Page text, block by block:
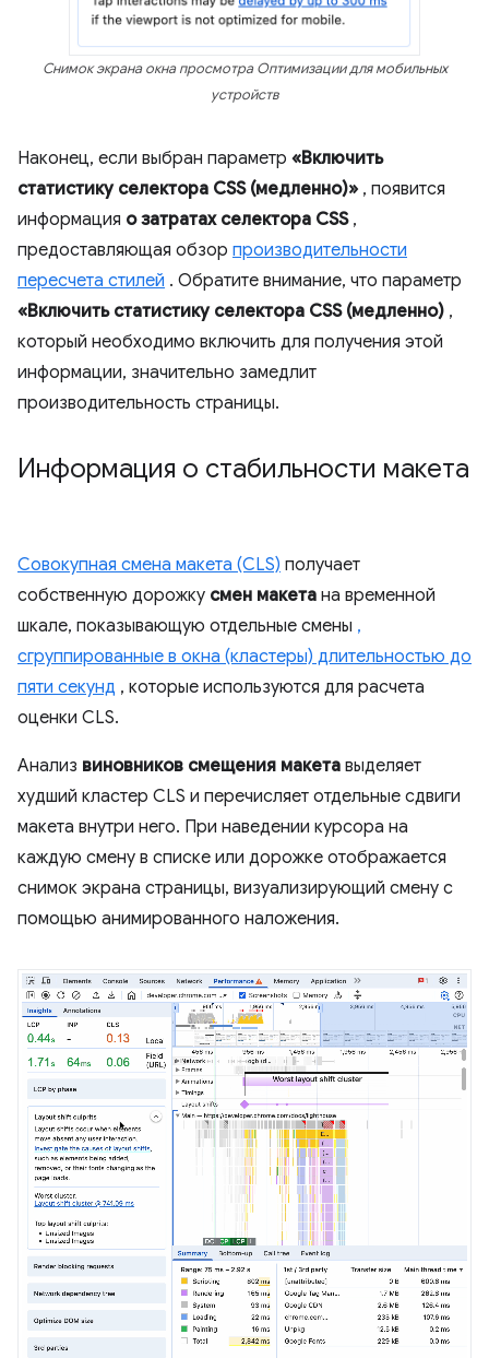
Снимок экрана окна просмотра Оптимизации для мобильных
устройств
Наконец, если выбран параметр «Включить
статистику селектора CSS (медленно)» , появится
информация о затратах селектора CSS,
предоставляющая обзор производительности
пересчета стилей . Обратите внимание, что параметр
«Включить статистику селектора CSS (медленно) ,
который необходимо включить для получения этой
информации, значительно замедлит
производительность страницы.
Информация о стабильности макета
Совокупная смена макета (CLS) получает
собственную дорожку смен макета на временной
шкале, показывающую отдельные смены ,
сгруппированные в окна (кластеры) длительностью до
пяти секунд , которые используются для расчета
оценки CLS.
Анализ виновников смещения макета выделяет
худший кластер CLS и перечисляет отдельные сдвиги
макета внутри него. При наведении курсора на
каждую смену в списке или дорожке отображается
снимок экрана страницы, визуализирующий смену с
помощью анимированного наложения.